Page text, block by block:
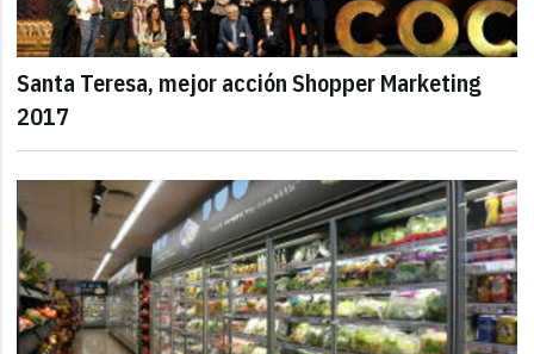
Santa Teresa, mejor acción Shopper Marketing
2017